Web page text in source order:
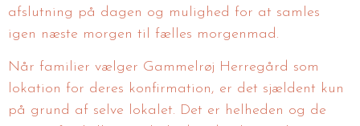
afslutning på dagen og mulighed for at samles
igen næste morgen til fælles morgenmad.
Når familier vælger Gammelrøj Herregård som
lokation for deres konfirmation, er det sjældent kun
på grund af selve lokalet. Det er helheden og de